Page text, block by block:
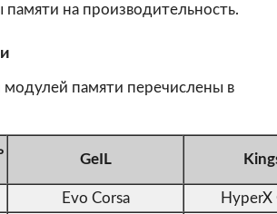
памяти на производительность.
модулей памяти перечислены в
GeIL
Evo Corsa
HyperX